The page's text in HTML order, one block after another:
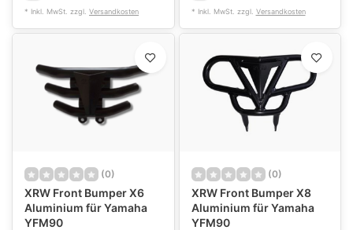
* Inkl. MwSt. zzgl. Versandkosten * Inkl. MwSt. zzgl. Versandkosten
(0)
XRW Front Bumper X6
Aluminium für Yamaha
YFM90
(0)
XRW Front Bumper X8
Aluminium für Yamaha
YFM90